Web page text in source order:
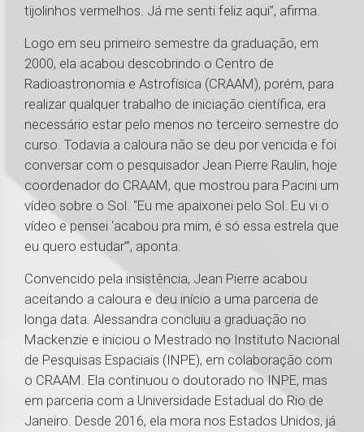
tijolinhos vermelhos. Já me senti feliz aqui”, afirma.
Logo em seu primeiro semestre da graduação, em
2000, ela acabou descobrindo o Centro de
Radioastronomia e Astrofísica (CRAAM), porém, para
realizar qualquer trabalho de iniciação científica, era
necessário estar pelo menos no terceiro semestre do
curso. Todavia a caloura não se deu por vencida e foi
conversar com o pesquisador Jean Pierre Raulin, hoje
coordenador do CRAAM, que mostrou para Pacini um
vídeo sobre o Sol. “Eu me apaixonei pelo Sol. Eu vi o
vídeo e pensei ‘acabou pra mim, é só essa estrela que
eu quero estudar’”, aponta.
Convencido pela insistência, Jean Pierre acabou
aceitando a caloura e deu início a uma parceria de
longa data. Alessandra concluiu a graduação no
Mackenzie e iniciou o Mestrado no Instituto Nacional
de Pesquisas Espaciais (INPE), em colaboração com
o CRAAM. Ela continuou o doutorado no INPE, mas
em parceria com a Universidade Estadual do Rio de
Janeiro. Desde 2016, ela mora nos Estados Unidos, já